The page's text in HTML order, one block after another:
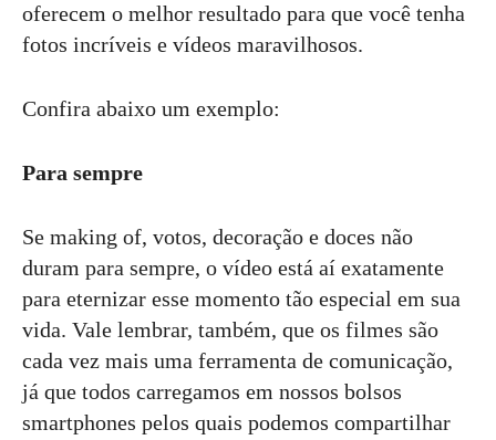
oferecem o melhor resultado para que você tenha
fotos incríveis e vídeos maravilhosos.
Confira abaixo um exemplo:
Para sempre
Se making of, votos, decoração e doces não
duram para sempre, o vídeo está aí exatamente
para eternizar esse momento tão especial em sua
vida. Vale lembrar, também, que os filmes são
cada vez mais uma ferramenta de comunicação,
já que todos carregamos em nossos bolsos
smartphones pelos quais podemos compartilhar